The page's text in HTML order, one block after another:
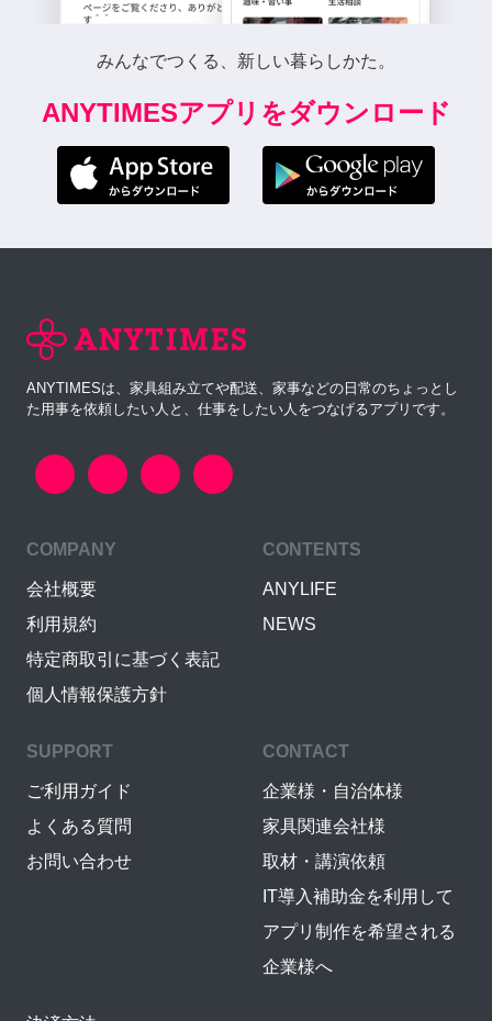
みんなでつくる、新しい暮らしかた。
ANYTIMESアプリをダウンロード
ANYTIMESは、家具組み立てや配送、家事などの日常のちょっとし
た用事を依頼したい人と、仕事をしたい人をつなげるアプリです。
COMPANY
会社概要
利用規約
特定商取引に基づく表記
個人情報保護方針
CONTENTS
ANYLIFE
NEWS
SUPPORT
ご利用ガイド
よくある質問
お問い合わせ
CONTACT
企業様・自治体様
家具関連会社様
取材・講演依頼
IT導入補助金を利用して
アプリ制作を希望される
企業様へ